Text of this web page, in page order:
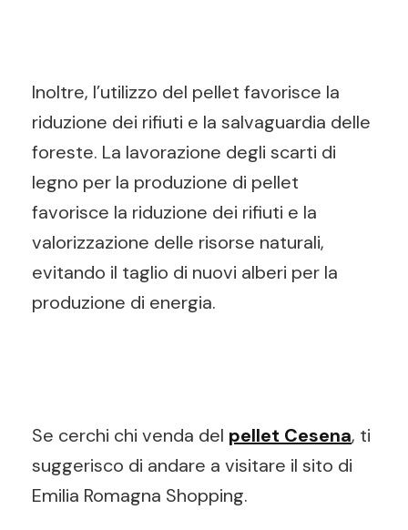
Inoltre, l’utilizzo del pellet favorisce la
riduzione dei rifiuti e la salvaguardia delle
foreste. La lavorazione degli scarti di
legno per la produzione di pellet
favorisce la riduzione dei rifiuti e la
valorizzazione delle risorse naturali,
evitando il taglio di nuovi alberi per la
produzione di energia.
Se cerchi chi venda del pellet Cesena, ti
suggerisco di andare a visitare il sito di
Emilia Romagna Shopping.